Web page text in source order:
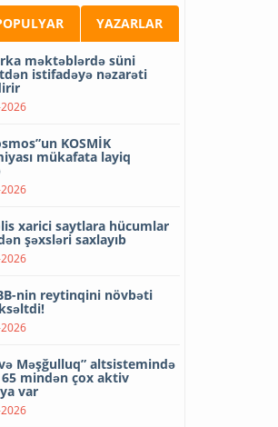
YAZARLAR
məktəblərdə süni
istifadəyə nəzarəti
KOSMİK
mükafata layiq
xarici saytlara hücumlar
şəxsləri saxlayıb
nin reytinqini növbəti
Məşğulluq” altsistemində
65 mindən çox aktiv
var